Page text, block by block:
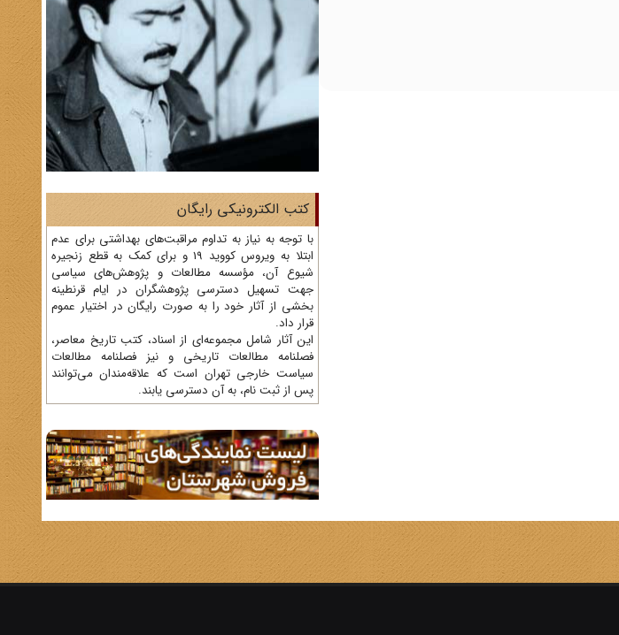
کتب الکترونیکی رایگان
با توجه به نیاز به تداوم مراقبت‌های بهداشتی برای عدم
ابتلا به ویروس کووید 19 و برای کمک به قطع زنجیره
شیوع آن، مؤسسه مطالعات و پژوهش‌های سیاسی
جهت تسهیل دسترسی پژوهشگران در ایام قرنطینه
بخشی از آثار خود را به صورت رایگان در اختیار عموم
قرار داد.
این آثار شامل مجموعه‌ای از اسناد، کتب تاریخ معاصر،
فصلنامه‌ مطالعات تاریخی و نیز فصلنامه مطالعات
سیاست خارجی تهران است که علاقه‌مندان می‌توانند
پس از ثبت نام، به آن دسترسی یابند.